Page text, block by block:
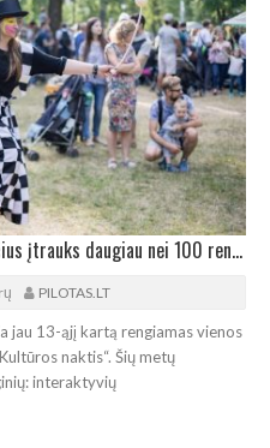
KULTŪROS NAKTIES JŪRA: Vilniečius įtrauks daugiau nei 100 renginių sūkurys
PILOTAS.LT
jau 13-ąjį kartą rengiamas vienos
naktis“. Šių metų
interaktyvių